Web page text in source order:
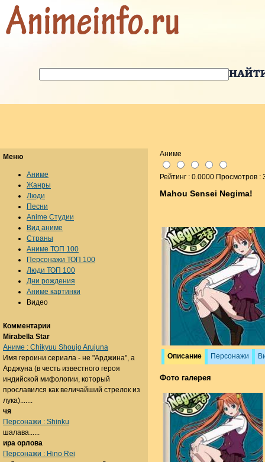
Аниме
Рейтинг : 0.0000 Просмотров :
Mahou Sensei Negima!
Описание Персонажи
Фото галерея
Меню
Аниме
Жанры
Люди
Песни
Anime Студии
Вид аниме
Страны
Аниме ТОП 100
Персонажи ТОП 100
Люди ТОП 100
Дни рождения
Аниме картинки
Видео
Комментарии
Mirabella Star
Аниме : Chikyuu Shoujo Arujuna
Имя героини сериала - не "Арджина", а
Арджуна (в честь известного героя
индийской мифологии, который
прославился как величайший стрелок из
лука).......
чя
Персонажи : Shinku
шалава......
ира орлова
Персонажи : Hino Rei